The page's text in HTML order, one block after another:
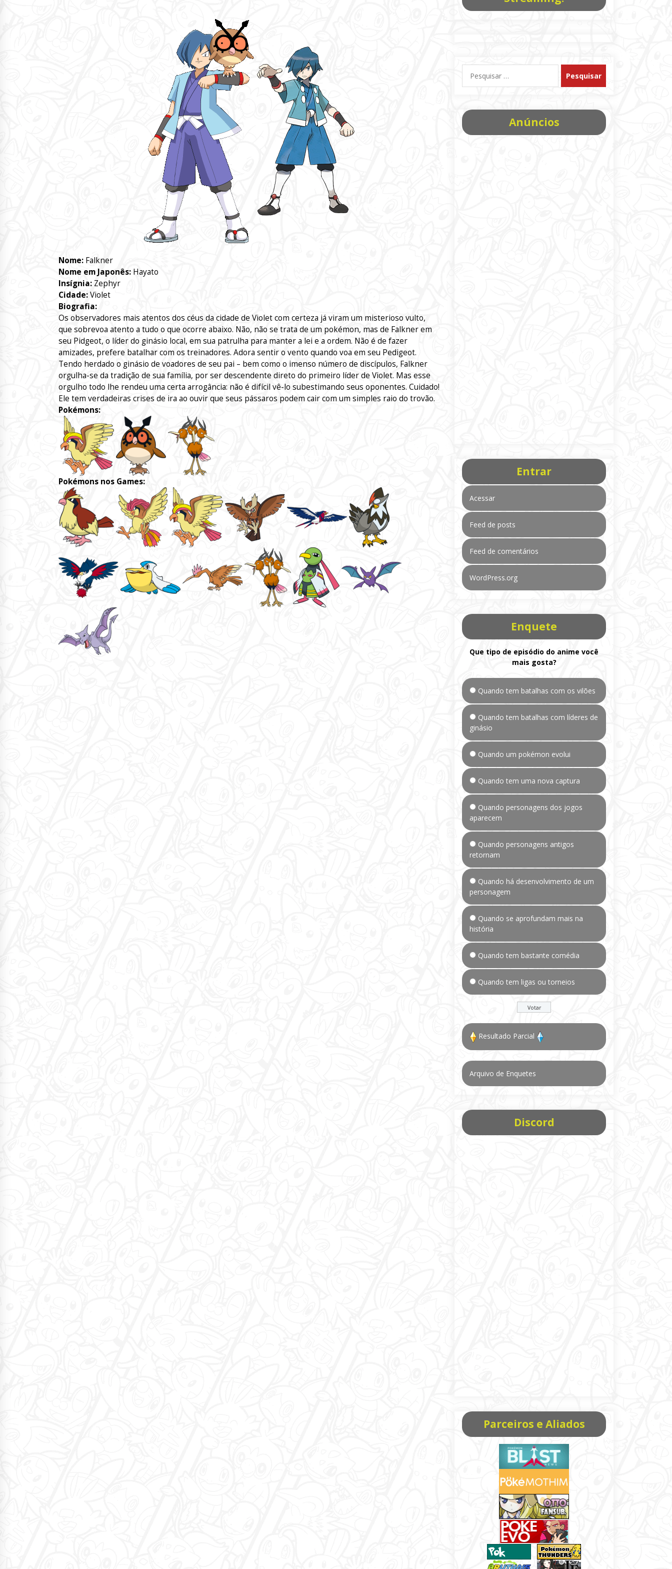
Nome: Falkner
Nome em Japonês: Hayato
Insígnia: Zephyr
Cidade:Violet
Biografia:
Os observadores mais atentos dos céus da cidade de Violet com certeza já viram um misterioso vulto,
que sobrevoa atento a tudo o que ocorre abaixo. Não, não se trata de um pokémon, mas de Falkner em
seu Pidgeot, o líder do ginásio local, em sua patrulha para manter a lei e a ordem. Não é de fazer
amizades, prefere batalhar com os treinadores. Adora sentir o vento quando voa em seu Pedigeot.
Tendo herdado o ginásio de voadores de seu pai – bem como o imenso número de discípulos, Falkner
orgulha-se da tradição de sua família, por ser descendente direto do primeiro líder de Violet. Mas esse
orgulho todo lhe rendeu uma certa arrogância: não é difícil vê-lo subestimando seus oponentes. Cuidado!
Ele tem verdadeiras crises de ira ao ouvir que seus pássaros podem cair com um simples raio do trovão.
Pokémons:
Pokémons nos Games:
por:
Anúncios
Entrar
Acessar
Feed de posts
Feed de comentários
WordPress.org
Enquete
Que tipo de episódio do anime você
mais gosta?
Quando tem batalhas com os vilões
Quando tem batalhas com líderes de
ginásio
Quando um pokémon evolui
Quando tem uma nova captura
Quando personagens dos jogos
aparecem
Quando personagens antigos
retornam
Quando há desenvolvimento de um
personagem
Quando se aprofundam mais na
história
Quando tem bastante comédia
Quando tem ligas ou torneios
Resultado Parcial
Arquivo de Enquetes
Discord
Parceiros e Aliados